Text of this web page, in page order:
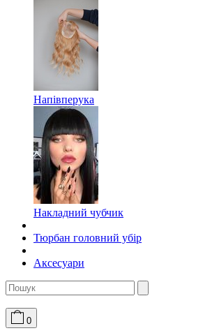
Напівперука
Накладний чубчик
Тюрбан головний убір
Аксесуари
0